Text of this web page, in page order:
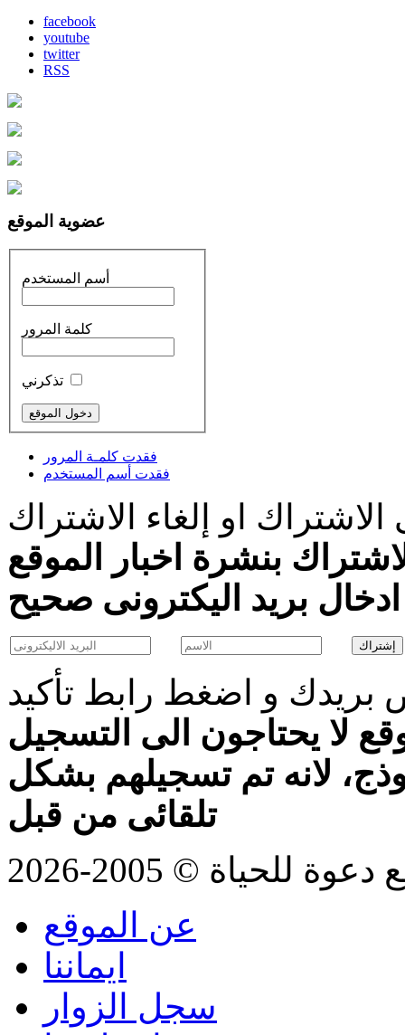
facebook
youtube
twitter
RSS
عضوية الموقع
أسم المستخدم
كلمة المرور
فقدت كلمـة المرور
فقدت أسم المستخدم
او إلغاء الاشتراك
بنشرة اخبار الموقع
و اضغط رابط تأكيد
لا يحتاجون الى التسجيل
لانه تم تسجيلهم بشكل
تلقائى من قبل
© 2005-2026
عن الموقع
ايماننا
سجل الزوار